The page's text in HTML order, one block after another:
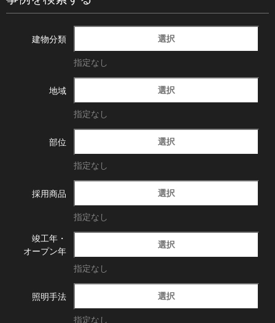
建物分類 選択
指定なし
地域 選択
指定なし
部位 選択
指定なし
採用商品 選択
指定なし
竣工年・
オープン年
選択
指定なし
照明手法 選択
指定なし